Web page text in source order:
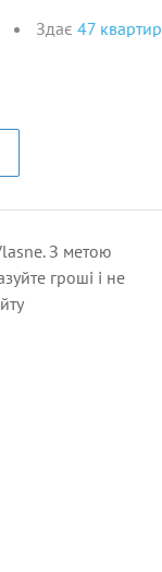
Здає 47 квартир
З метою
гроші і не